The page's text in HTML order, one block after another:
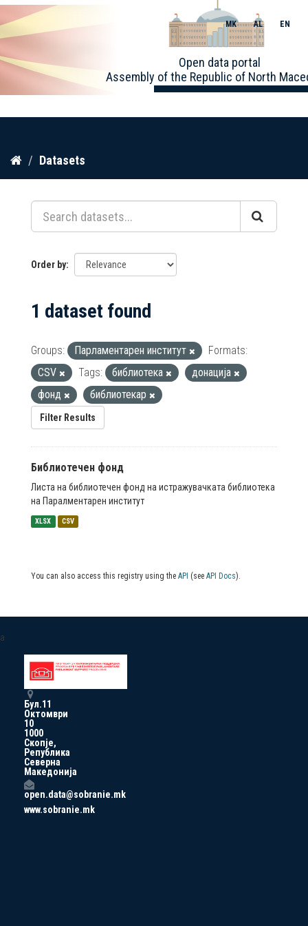
Skip
content
Open data portal
Assembly of the Republic of North
MK AL EN
Datasets
Order by
1 dataset found
Groups: Парламентарен институт
Formats:
CSV
Tags: библиотека
донација
фонд
библиотекар
Filter Results
Библиотечен фонд
Листа на библиотечен фонд на истражувачката библиотека
на Паралментарен институт
XLSX CSV
You can also access this registry using the API (see API Docs).
a
Бул.11
Октомври
10
1000
Скопје,
Република
Северна
Македонија
open.data@sobranie.mk
www.sobranie.mk